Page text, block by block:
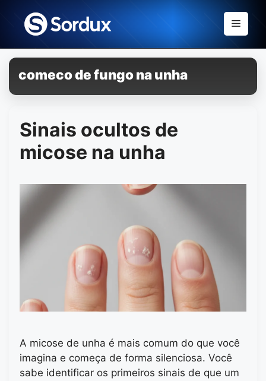
content
Menu
comeco de fungo na unha
Sinais ocultos de
micose na unha
A micose de unha é mais comum do que você
imagina e começa de forma silenciosa. Você
sabe identificar os primeiros sinais de que um